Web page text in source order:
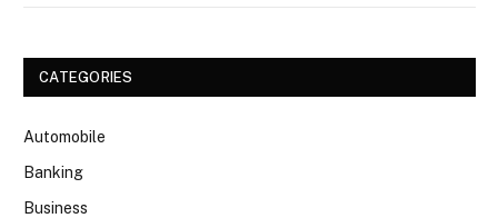
CATEGORIES
Automobile
Banking
Business